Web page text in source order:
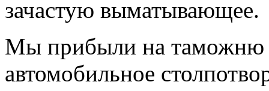
зачастую выматывающее.
Мы прибыли на таможню
автомобильное